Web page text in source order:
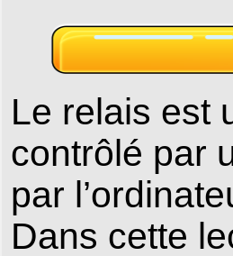
Le relais est
contrôlé par
par
Dans cette